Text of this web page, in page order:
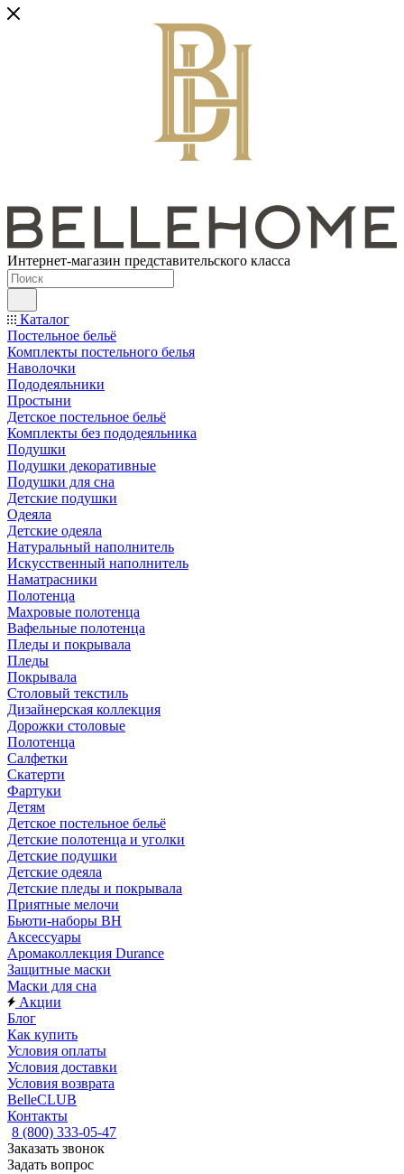
Интернет-магазин представительского класса
Каталог
Постельное бельё
Комплекты постельного белья
Наволочки
Пододеяльники
Простыни
Детское постельное бельё
Комплекты без пододеяльника
Подушки
Подушки декоративные
Подушки для сна
Детские подушки
Одеяла
Детские одеяла
Натуральный наполнитель
Искуcственный наполнитель
Наматрасники
Полотенца
Махровые полотенца
Вафельные полотенца
Пледы и покрывала
Пледы
Покрывала
Столовый текстиль
Дизайнерская коллекция
Дорожки столовые
Полотенца
Салфетки
Скатерти
Фартуки
Детям
Детское постельное бельё
Детские полотенца и уголки
Детские подушки
Детские одеяла
Детские пледы и покрывала
Приятные мелочи
Бьюти-наборы ВН
Аксессуары
Аромаколлекция Durance
Защитные маски
Маски для сна
Акции
Блог
Как купить
Условия оплаты
Условия доставки
Условия возврата
BelleCLUB
Контакты
8 (800) 333-05-47
Заказать звонок
Задать вопрос